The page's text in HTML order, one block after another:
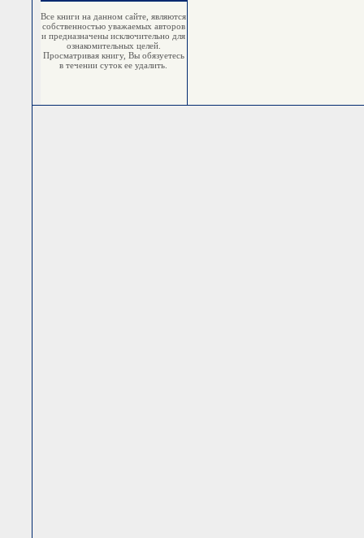
Все книги на данном сайте, являются
собственностью уважаемых авторов
и предназначены исключительно для
ознакомительных целей.
Просматривая книгу, Вы обязуетесь
в течении суток ее удалить.